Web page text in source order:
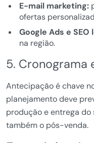
E-mail marketing:
ofertas
Google Ads e SEO
na região.
5. Cronograma
Antecipação é chave
planejamento deve
produção e entrega
também o pós-venda.